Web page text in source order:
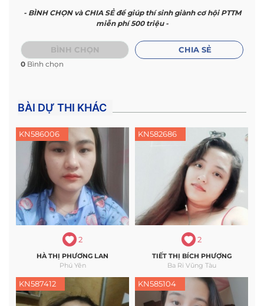
- BÌNH CHỌN và CHIA SẺ để giúp thí sinh giành cơ hội PTTM
miễn phí 500 triệu -
BÌNH CHỌN
0 Bình chọn
CHIA SẺ
BÀI DỰ THI KHÁC
KN586006
2
HÀ THỊ PHƯƠNG LAN
Phú Yên
KN582686
2
TIẾT THỊ BÍCH PHƯỢNG
Ba Ri Vũng Tàu
KN587412 KN585104